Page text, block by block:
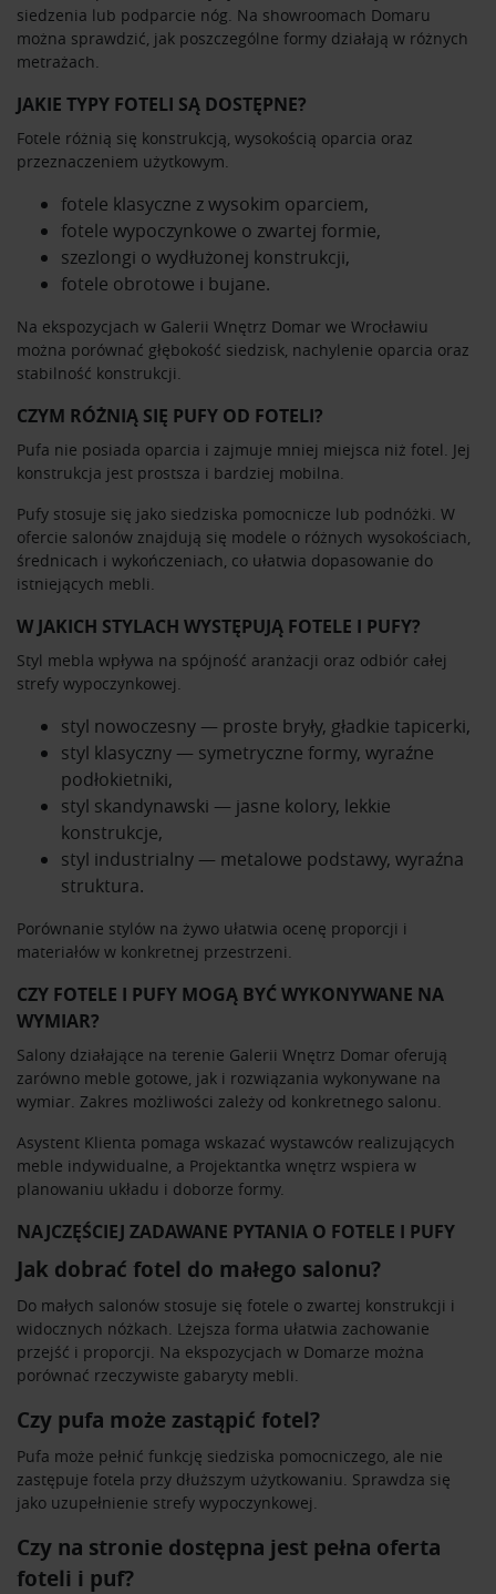
Partnerzy mogą połączyć te informacje z innymi danymi
otrzymanymi od Ciebie lub uzyskanymi podczas
siedzenia lub podparcie nóg. Na showroomach Domaru
można sprawdzić, jak poszczególne formy działają w różnych
metrażach.
JAKIE TYPY FOTELI SĄ DOSTĘPNE?
Fotele różnią się konstrukcją, wysokością oparcia oraz
przeznaczeniem użytkowym.
fotele klasyczne z wysokim oparciem,
fotele wypoczynkowe o zwartej formie,
szezlongi o wydłużonej konstrukcji,
fotele obrotowe i bujane.
Na ekspozycjach w Galerii Wnętrz Domar we Wrocławiu
można porównać głębokość siedzisk, nachylenie oparcia oraz
stabilność konstrukcji.
CZYM RÓŻNIĄ SIĘ PUFY OD FOTELI?
Pufa nie posiada oparcia i zajmuje mniej miejsca niż fotel. Jej
konstrukcja jest prostsza i bardziej mobilna.
Pufy stosuje się jako siedziska pomocnicze lub podnóżki. W
ofercie salonów znajdują się modele o różnych wysokościach,
średnicach i wykończeniach, co ułatwia dopasowanie do
istniejących mebli.
W JAKICH STYLACH WYSTĘPUJĄ FOTELE I PUFY?
Styl mebla wpływa na spójność aranżacji oraz odbiór całej
strefy wypoczynkowej.
styl nowoczesny — proste bryły, gładkie tapicerki,
styl klasyczny — symetryczne formy, wyraźne
podłokietniki,
styl skandynawski — jasne kolory, lekkie
konstrukcje,
styl industrialny — metalowe podstawy, wyraźna
struktura.
Porównanie stylów na żywo ułatwia ocenę proporcji i
materiałów w konkretnej przestrzeni.
CZY FOTELE I PUFY MOGĄ BYĆ WYKONYWANE NA
WYMIAR?
Salony działające na terenie Galerii Wnętrz Domar oferują
zarówno meble gotowe, jak i rozwiązania wykonywane na
wymiar. Zakres możliwości zależy od konkretnego salonu.
Asystent Klienta pomaga wskazać wystawców realizujących
meble indywidualne, a Projektantka wnętrz wspiera w
planowaniu układu i doborze formy.
NAJCZĘŚCIEJ ZADAWANE PYTANIA O FOTELE I PUFY
Jak dobrać fotel do małego salonu?
Do małych salonów stosuje się fotele o zwartej konstrukcji i
widocznych nóżkach. Lżejsza forma ułatwia zachowanie
przejść i proporcji. Na ekspozycjach w Domarze można
porównać rzeczywiste gabaryty mebli.
Czy pufa może zastąpić fotel?
Pufa może pełnić funkcję siedziska pomocniczego, ale nie
zastępuje fotela przy dłuższym użytkowaniu. Sprawdza się
jako uzupełnienie strefy wypoczynkowej.
Czy na stronie dostępna jest pełna oferta
foteli i puf?